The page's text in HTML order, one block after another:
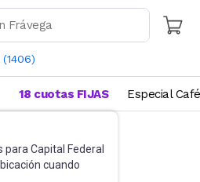
(1406)
para Capital Federal
cuando
18 cuotas FIJAS Especial Café